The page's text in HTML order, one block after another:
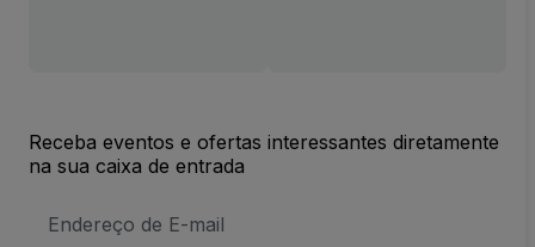
Receba eventos e ofertas interessantes diretamente
na sua caixa de entrada
de